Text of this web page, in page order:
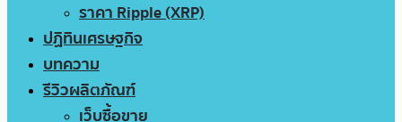
ราคา Ripple (XRP)
ปฏิทินเศรษฐกิจ
บทความ
รีวิวผลิตภัณฑ์
เว็บซื้อขาย